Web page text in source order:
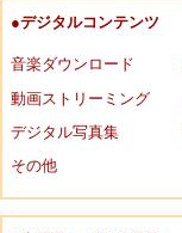
●デジタルコンテンツ
音楽ダウンロード
動画ストリーミング
デジタル写真集
その他